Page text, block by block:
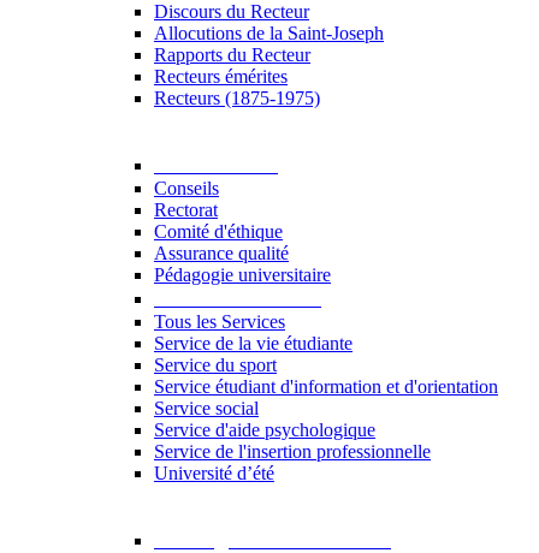
Discours du Recteur
Allocutions de la Saint-Joseph
Rapports du Recteur
Recteurs émérites
Recteurs (1875-1975)
Conseils
Rectorat
Comité d'éthique
Assurance qualité
Pédagogie universitaire
Tous les Services
Service de la vie étudiante
Service du sport
Service étudiant d'information et d'orientation
Service social
Service d'aide psychologique
Service de l'insertion professionnelle
Université d’été